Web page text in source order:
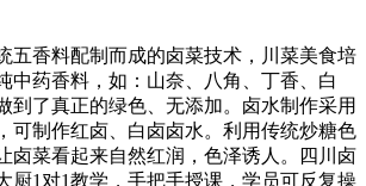
五香料配制而成的卤菜技术，川菜美食培
中药香料，如：山奈、八角、丁香、白
到了真正的绿色、无添加。卤水制作采用
可制作红卤、白卤卤水。利用传统炒糖色
卤菜看起来自然红润，色泽诱人。四川卤
厨1对1教学，手把手授课，学员可反复操